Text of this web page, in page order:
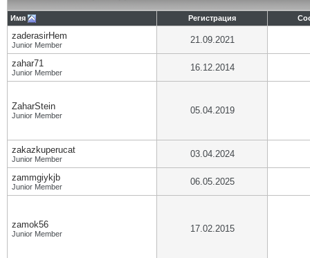
Имя Регистрация
zaderasirHem
Junior Member 21.09.2021
zahar71
Junior Member 16.12.2014
ZaharStein
Junior Member 05.04.2019
zakazkuperucat
Junior Member 03.04.2024
zammgiykjb
Junior Member 06.05.2025
zamok56
Junior Member 17.02.2015